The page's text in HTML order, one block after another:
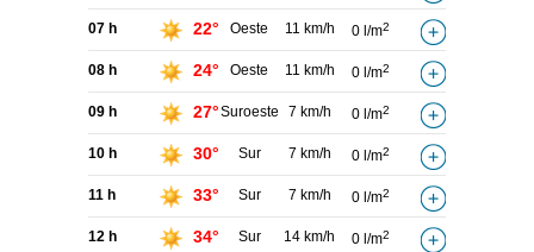
07 h 22° Oeste 11 km/h 0 l/m2
08 h 24° Oeste 11 km/h 0 l/m2
09 h 27°Suroeste 7 km/h 0 l/m2
10 h 30° Sur 7 km/h 0 l/m2
11 h 33° Sur 7 km/h 0 l/m2
12 h 34° Sur 14 km/h 0 l/m2